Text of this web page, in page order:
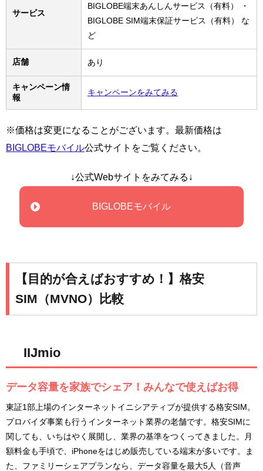
サービス
BIGLOBE端末あんしんサービス（有料） ・
BIGLOBE SIM端末保証サービス（有料） な
ど
店舗 あり
キャンペーン情
報
キャンペーンをみてみる
※価格は変更になることがございます。最新価格は
BIGLOBEモバイル公式サイトをご覧ください。
↓公式Webサイトをみてみる↓
BIGLOBEモバイル
【目的が合えばおすすめ！】格安
SIM（MVNO）比較
IIJmio
データ容量を家族でシェア！みんなで使えばお得
東証1部上場のインターネットイニシアティブが提供する格安SIM。
プロバイダ事業も行うインターネット業界の老舗です。格安SIMに
関しても、いちはやく展開し、業界の基準をつくってきました。月
額料金も手頃で、iPhoneをはじめ販売している端末が多いです。ま
た、ファミリーシェアプランなら、データ容量を最大5人（音声